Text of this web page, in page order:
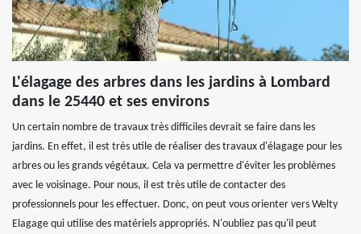
L'élagage des arbres dans les jardins à Lombard
dans le 25440 et ses environs
Un certain nombre de travaux très difficiles devrait se faire dans les
jardins. En effet, il est très utile de réaliser des travaux d'élagage pour les
arbres ou les grands végétaux. Cela va permettre d'éviter les problèmes
avec le voisinage. Pour nous, il est très utile de contacter des
professionnels pour les effectuer. Donc, on peut vous orienter vers Welty
Elagage qui utilise des matériels appropriés. N'oubliez pas qu'il peut